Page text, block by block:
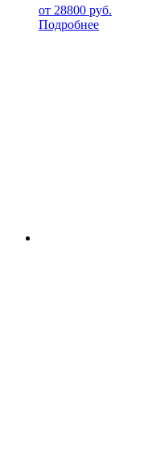
от 28800 руб.
Подробнее